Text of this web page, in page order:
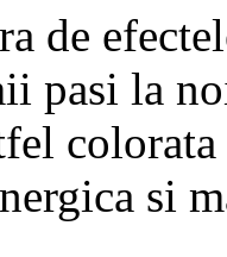
de
pasi la
si